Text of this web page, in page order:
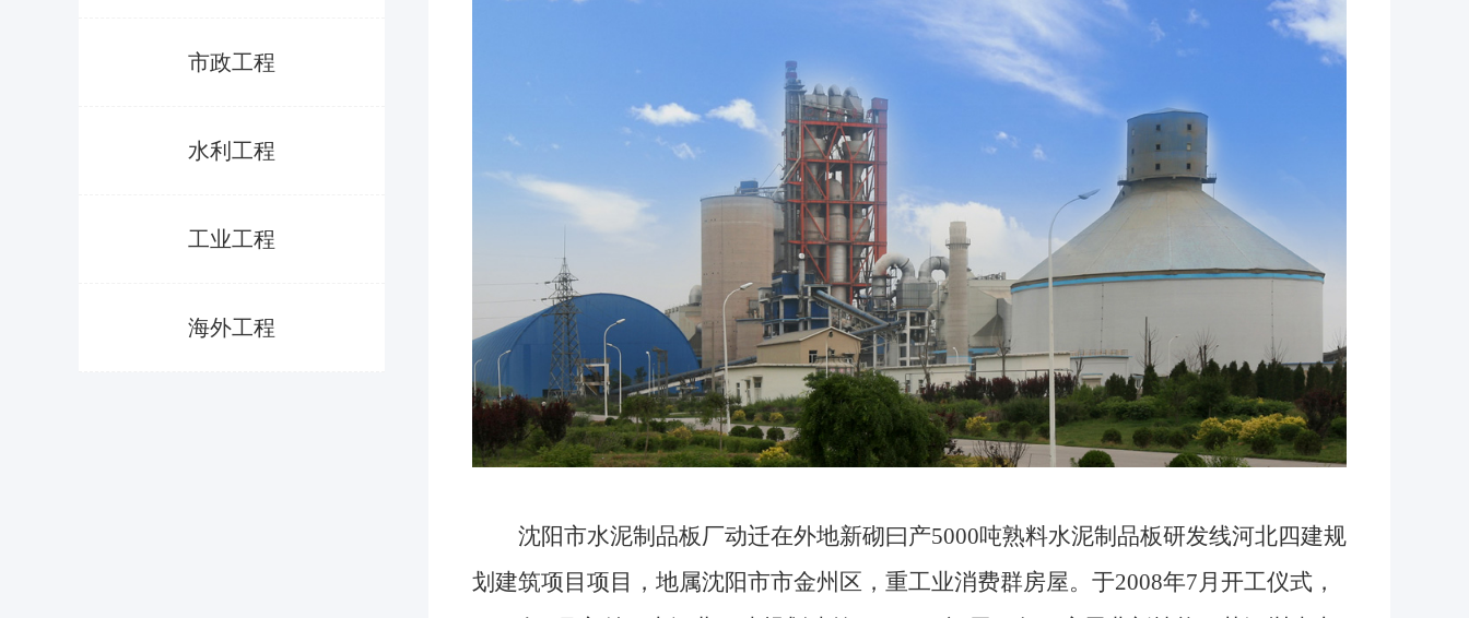
市政工程
水利工程
工业工程
海外工程
沈阳市水泥制品板厂动迁在外地新砌曰产5000吨熟料水泥制品板研发线河北四建规
划建筑项目项目，地属沈阳市市金州区，重工业消费群房屋。于2008年7月开工仪式，